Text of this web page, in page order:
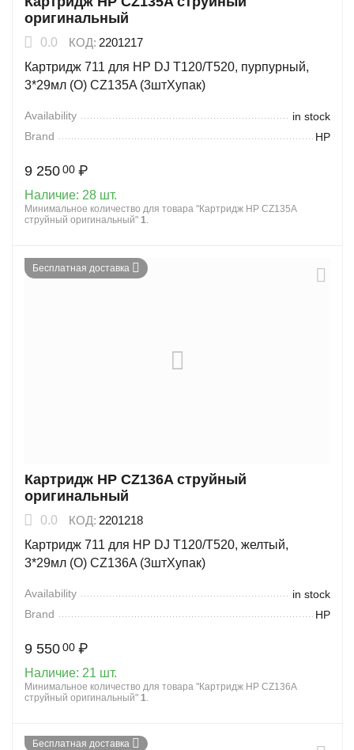
оригинальный
0.0 КОД: 2201217
Картридж 711 для HP DJ T120/T520, пурпурный,
3*29мл (O) CZ135A (3штХупак)
Availability
in stock
Brand
HP
9 250 00 ₽
Наличие: 28 шт.
Минимальное количество для товара "Картридж HP CZ135A
струйный оригинальный" 1.
Бесплатная доставка
Картридж HP CZ136A струйный
оригинальный
0.0 КОД: 2201218
Картридж 711 для HP DJ T120/T520, желтый,
3*29мл (O) CZ136A (3штХупак)
Availability
in stock
Brand
HP
9 550 00 ₽
Наличие: 21 шт.
Минимальное количество для товара "Картридж HP CZ136A
струйный оригинальный" 1.
Бесплатная доставка